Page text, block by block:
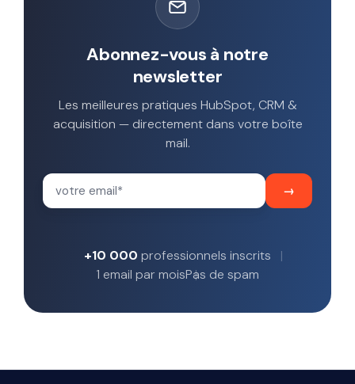
Abonnez-vous à notre
newsletter
Les meilleures pratiques HubSpot, CRM &
acquisition — directement dans votre boîte
mail.
+10 000 professionnels inscrits
1 email par moisPas de spam